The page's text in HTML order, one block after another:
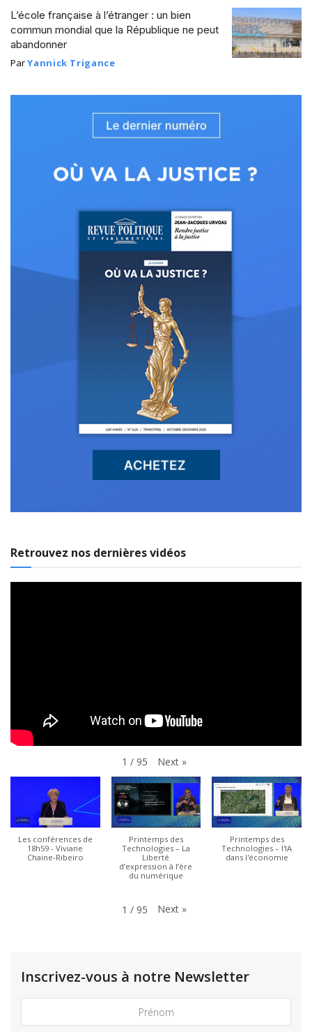
L’école française à l’étranger : un bien
commun mondial que la République ne peut
abandonner
ParYannick Trigance
Retrouvez nos dernières vidéos
1 / 95 Next »
Les conférences de
18h59 - Viviane
Chaine-Ribeiro
Printemps des
Technologies – La
Liberté
d’expression à l’ère
du numérique
Printemps des
Technologies – l'IA
dans l'économie
1 / 95 Next »
Inscrivez-vous à notre Newsletter